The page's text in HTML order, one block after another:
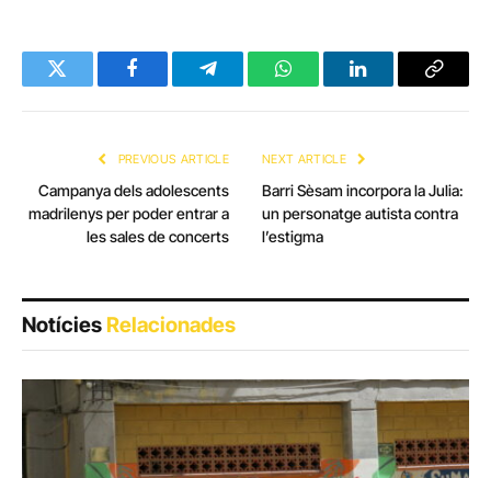
Twitter FacebookTelegramWhatsAppLinkedInCopy
PREVIOUS ARTICLE
Campanya dels adolescents
madrilenys per poder entrar a
les sales de concerts
NEXT ARTICLE
Barri Sèsam incorpora la Julia:
un personatge autista contra
l’estigma
NotíciesRelacionades